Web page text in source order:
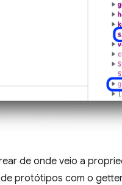
de onde veio a
protótipos com o